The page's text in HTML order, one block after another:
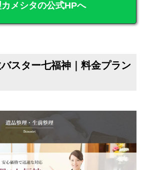
メシタの公式HPへ
スター七福神｜料金プラン